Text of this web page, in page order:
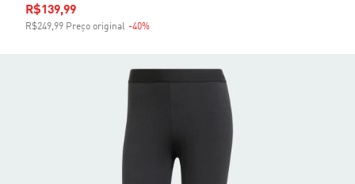
Preço com desconto
R$139,99
R$249,99 Preço original -40%